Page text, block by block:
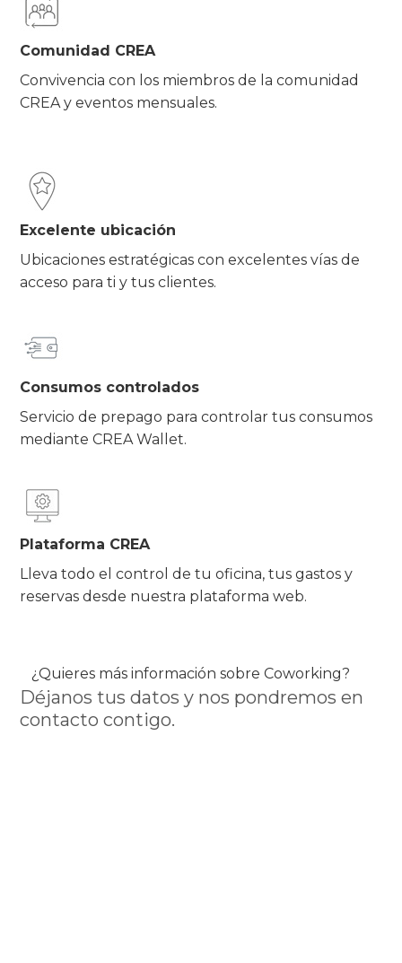
Comunidad CREA
Convivencia con los miembros de la comunidad
CREA y eventos mensuales.
Excelente ubicación
Ubicaciones estratégicas con excelentes vías de
acceso para ti y tus clientes.
Consumos controlados
Servicio de prepago para controlar tus consumos
mediante CREA Wallet.
Plataforma CREA
Lleva todo el control de tu oficina, tus gastos y
reservas desde nuestra plataforma web.
¿Quieres más información sobre Coworking?
D​éjanos tus datos y nos pondremos en
contacto contigo​.